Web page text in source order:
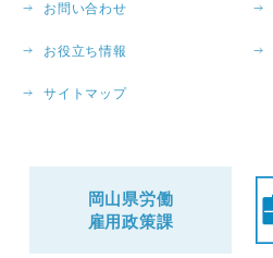
お問い合わせ
お役立ち情報
サイトマップ
岡山県労働
雇用政策課